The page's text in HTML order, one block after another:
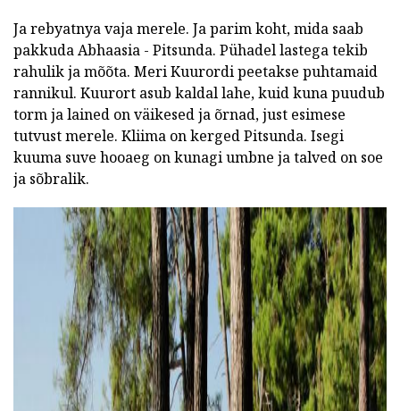
Ja rebyatnya vaja merele. Ja parim koht, mida saab
pakkuda Abhaasia - Pitsunda. Pühadel lastega tekib
rahulik ja mõõta. Meri Kuurordi peetakse puhtamaid
rannikul. Kuurort asub kaldal lahe, kuid kuna puudub
torm ja lained on väikesed ja õrnad, just esimese
tutvust merele. Kliima on kerged Pitsunda. Isegi
kuuma suve hooaeg on kunagi umbne ja talved on soe
ja sõbralik.